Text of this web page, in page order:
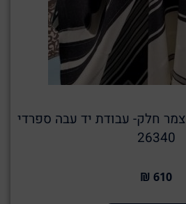
טלית תימנית 100% צמר חלק- עבודת יד עבה ספרדי
26340
610 ₪